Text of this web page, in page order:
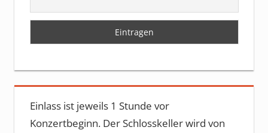
Einlass ist jeweils 1 Stunde vor
Konzertbeginn. Der Schlosskeller wird von